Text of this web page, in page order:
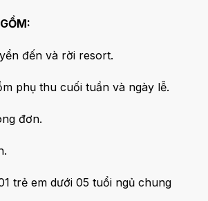
đến và rời resort.
phụ thu cuối tuần và ngày lễ.
đơn.
trẻ em dưới 05 tuổi ngủ chung